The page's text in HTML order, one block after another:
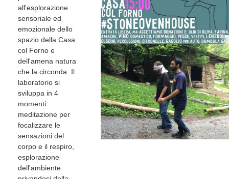
all'esplorazione
sensoriale ed
emozionale dello
spazio della Casa
col Forno e
dell'amena natura
che la circonda. Il
laboratorio si
sviluppa in 4
momenti:
meditazione per
focalizzare le
sensazioni del
corpo e il respiro,
esplorazione
dell'ambiente